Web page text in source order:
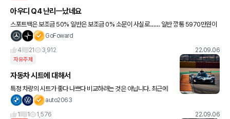
아우디 Q4 난리ㅡ났네요
스포트백은 보조금 50% 일반은 보조금 0% 소문이 사실로........ 일반 깡통 5970만원이
GoFoward
4
21 3,912 22.09.06
자유주제
자동차 시트에 대해서
특정 차량의 시트가 좋다 나쁘다 비교하려는 것은 아닙니다. 최근에
허리 통증을 앓았다가 거의 정상으로 회복된 후 시트 포지션과 좋은
auto2063
1
1 1,576 22.09.06